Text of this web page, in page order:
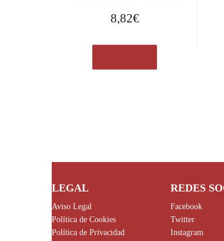
8,82€
LEGAL
Aviso Legal
Política de Cookies
Política de Privacidad
REDES
Facebook
Twitter
Instagram